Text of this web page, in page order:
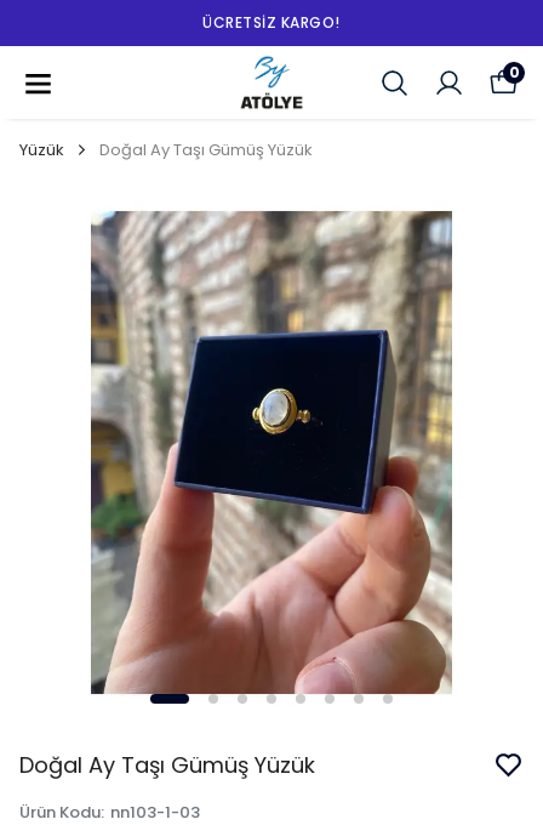
ÜCRETSIZ KARGO!
0
Yüzük Doğal Ay Taşı Gümüş Yüzük
Doğal Ay Taşı Gümüş Yüzük
Ürün Kodu: nn103-1-03